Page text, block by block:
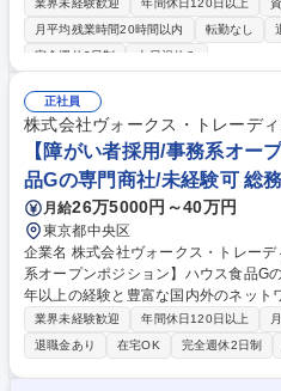
等） ■主担当としてお任せすること、もしくは、いくつかの部署を横断す
る形でアシスタントをしていただくな
・在宅勤務：可能となります。（規定
す対応した扉の設置有。 募集職種 【障がい者採用】【東京/事務】オープ
ンポジション/在宅・時差出勤制度有
業界未経験歓迎 年間休日120日以上
月平均残業時間20時間以内
転勤なし
完全週休2日制
土日祝休み
正社員
株式会社ヴォークス・トレーデ
【障がい者採用/事務系オー
品Gの専門商社/未経験可 総務
月給26万5000円～40万円
東京都中央区
企業名 株式会社ヴォークス・トレーディング 求人名 【障がい
系オープンポジション】ハウス食品Gの専門商社
年以上の経験と豊富な国内外のネット
当社にて、事務系社員を募集します。
求職者様のご経験、適性に合わせたポジ
上配慮が必要なことは遠慮なくお伝え
人事総務（労務管理、採用支援、備品
業界未経験歓迎 年間休日120日以上
退職金あり
在宅OK 完全週休2日制